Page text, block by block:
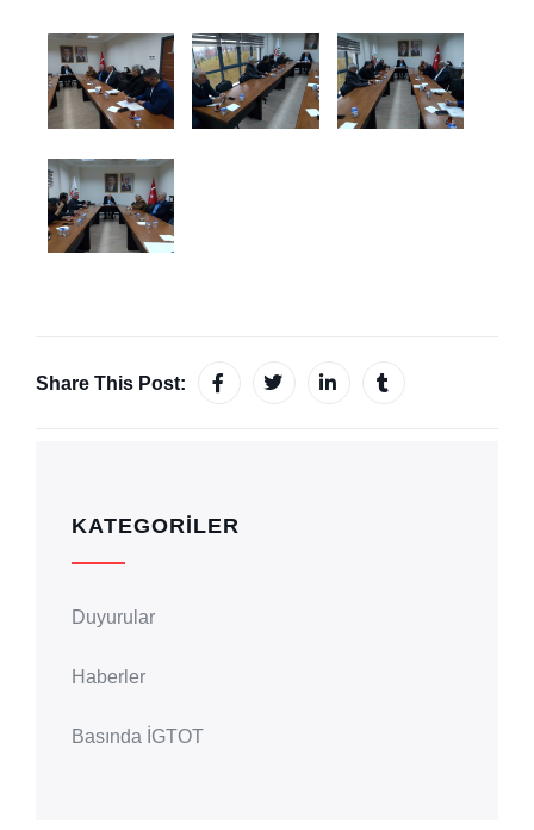
Share This Post:
KATEGORILER
Duyurular
Haberler
Basında İGTOT